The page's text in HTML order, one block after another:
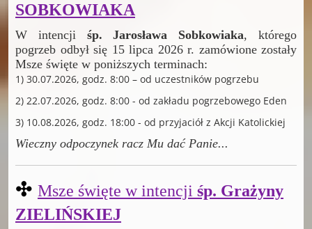
SOBKOWIAKA
W intencji śp. Jarosława Sobkowiaka, którego
pogrzeb odbył się 15lipca 2026 r. zamówione zostały
Msze święte w poniższych terminach:
1) 30.07.2026, godz. 8:00 – od uczestników pogrzebu
2) 22.07.2026, godz. 8:00 - od zakładu pogrzebowego Eden
3) 10.08.2026, godz. 18:00 - od przyjaciół z Akcji Katolickiej
Wieczny odpoczynek racz Mu dać Panie...
✣ Msze święte w intencji śp. Grażyny
ZIELIŃSKIEJ